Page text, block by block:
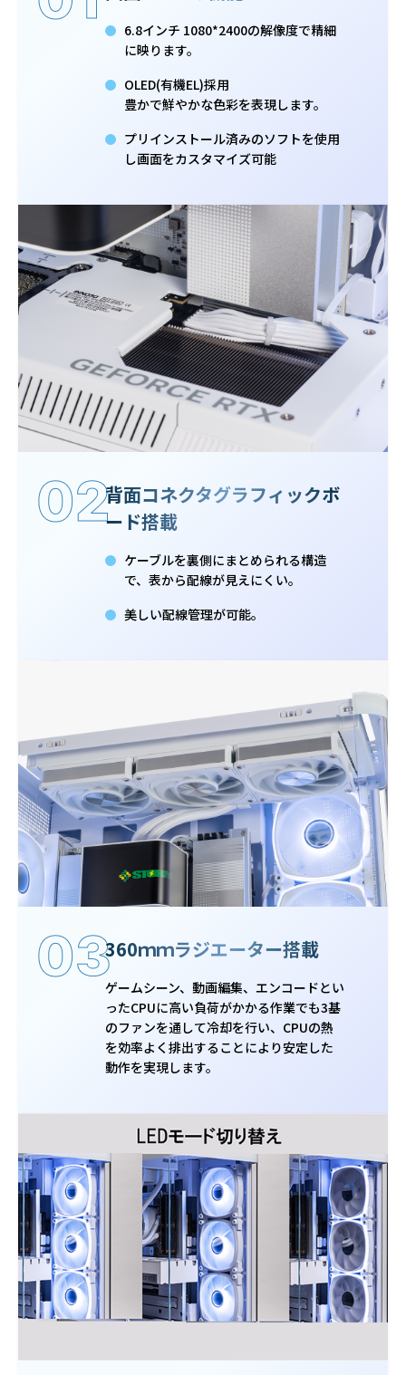
6.8インチ 1080*2400の解像度で精細
に映ります。
OLED(有機EL)採用
豊かで鮮やかな色彩を表現します。
プリインストール済みのソフトを使用
し画面をカスタマイズ可能
02背面コネクタグラフィックボ
ード搭載
ケーブルを裏側にまとめられる構造
で、表から配線が見えにくい。
美しい配線管理が可能。
03360ｍｍラジエーター搭載
ゲームシーン、動画編集、エンコードとい
ったCPUに高い負荷がかかる作業でも3基
のファンを通して冷却を行い、CPUの熱
を効率よく排出することにより安定した
動作を実現します。